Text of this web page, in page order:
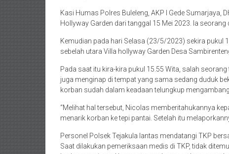
Kasi Humas Polres Buleleng, AKP I Gede Sumarjaya,
Hollyway Garden dari tanggal 15 Mei 2023. Ia seorang
Kemudian pada hari Selasa (23/5/2023) sekira pukul
sebelah utara Villa hollyway Garden Desa
Pada saat itu kira-kira pukul 15.55 Wita, salah
juga menginap di tempat yang sama sedang duduk
korban sudah dalam keadaan telungkup
“Melihat hal tersebut, Nicolas memberitahukannya
menarik korban ke tepi pantai. Setelah itu
Personel Polsek Tejakula lantas mendatangi TKP
Saat dilakukan pemeriksaan medis di TKP, tidak